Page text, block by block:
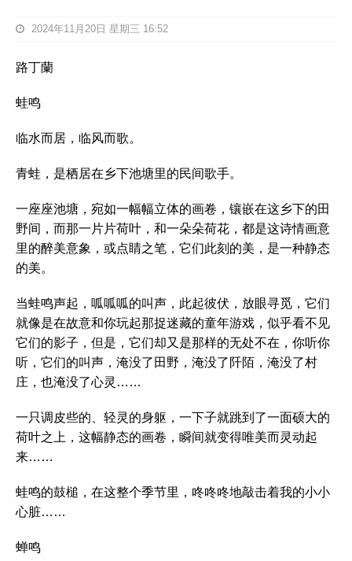
2024年11月20日 星期三 16:52
路丁蘭
蛙鸣
临水而居，临风而歌。
青蛙，是栖居在乡下池塘里的民间歌手。
一座座池塘，宛如一幅幅立体的画卷，镶嵌在这乡下的田
野间，而那一片片荷叶，和一朵朵荷花，都是这诗情画意
里的醉美意象，或点睛之笔，它们此刻的美，是一种静态
的美。
当蛙鸣声起，呱呱呱的叫声，此起彼伏，放眼寻觅，它们
就像是在故意和你玩起那捉迷藏的童年游戏，似乎看不见
它们的影子，但是，它们却又是那样的无处不在，你听你
听，它们的叫声，淹没了田野，淹没了阡陌，淹没了村
庄，也淹没了心灵……
一只调皮些的、轻灵的身躯，一下子就跳到了一面硕大的
荷叶之上，这幅静态的画卷，瞬间就变得唯美而灵动起
来……
蛙鸣的鼓槌，在这整个季节里，咚咚咚地敲击着我的小小
心脏……
蝉鸣